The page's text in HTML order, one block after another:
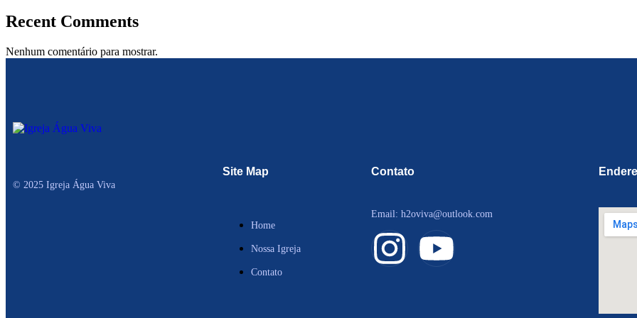
Recent Comments
Nenhum comentário para mostrar.
© 2025 Igreja Água Viva
Site Map
Home
Nossa Igreja
Contato
Contato
Email: h2oviva@outlook.com